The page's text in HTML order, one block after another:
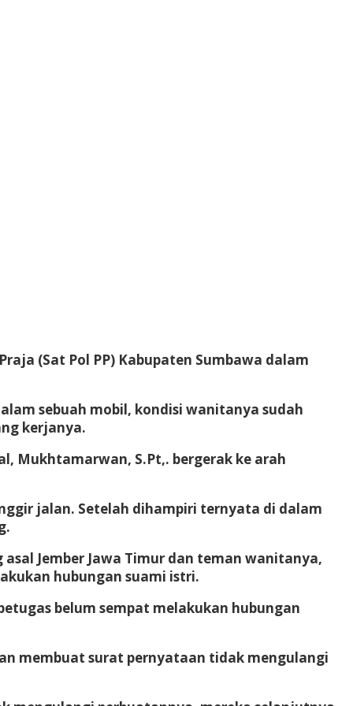
(Sat Pol PP) Kabupaten Sumbawa dalam
sebuah mobil, kondisi wanitanya sudah
kerjanya.
Mukhtamarwan, S.Pt,. bergerak ke arah
jalan. Setelah dihampiri ternyata di dalam
Jember Jawa Timur dan teman wanitanya,
hubungan suami istri.
belum sempat melakukan hubungan
membuat surat pernyataan tidak mengulangi